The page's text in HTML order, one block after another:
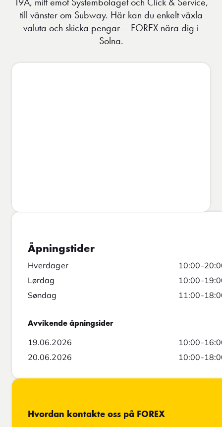
till vänster om Subway. Här kan du enkelt växla
valuta och skicka pengar – FOREX nära dig i
Solna.
Åpningstider
Hverdager
10:00-
Lørdag
10:00-
Søndag
11:00-
Avvikende åpningsider
19.06.2026
10:00-
20.06.2026
10:00-
Hvordan kontakte oss på FOREX